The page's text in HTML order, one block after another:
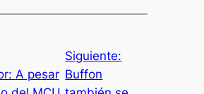
A pesar
Siguiente:
Buffon